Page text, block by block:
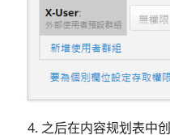
4. 之后在内容规划表中